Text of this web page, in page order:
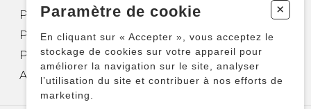
Partitions pour guitare
Partitions pour autres instruments
Partitions pour ensembles
Autres produits
Paramètre de cookie +
En cliquant sur « Accepter », vous acceptez le
stockage de cookies sur votre appareil pour
améliorer la navigation sur le site, analyser
l’utilisation du site et contribuer à nos efforts de
marketing.